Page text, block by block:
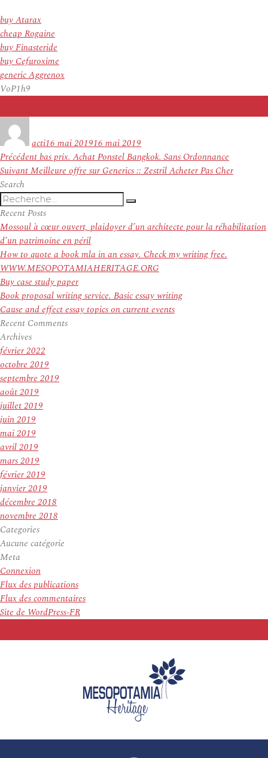
buy Atarax
cheap Rogaine
buy Finasteride
buy Cefuroxime
generic Aggrenox
VoP1h9
actile
16 mai 201916 mai 2019
Navigation
de
l’article
PrécédentArticle
précédent :
bas prix. Achat Ponstel Bangkok. Sans Ordonnance
SuivantArticle
Meilleure offre sur Generics :: Zestril Acheter Pas Cher
Search
Recherche
pour
:
Recherche
Recent Posts
Mossoul à cœur ouvert, plaidoyer d’un architecte pour la réhabilitation
d’un patrimoine en péril
How to quote a book mla in an essay. Check my writing free.
WWW.MESOPOTAMIAHERITAGE.ORG
Buy case study paper
Book proposal writing service. Basic essay writing
Cause and effect essay topics on current events
Recent Comments
Archives
février 2022
octobre 2019
septembre 2019
août 2019
juillet 2019
juin 2019
mai 2019
avril 2019
mars 2019
février 2019
janvier 2019
décembre 2018
novembre 2018
Categories
Aucune catégorie
Meta
Connexion
Flux des publications
Flux des commentaires
Site de WordPress-FR